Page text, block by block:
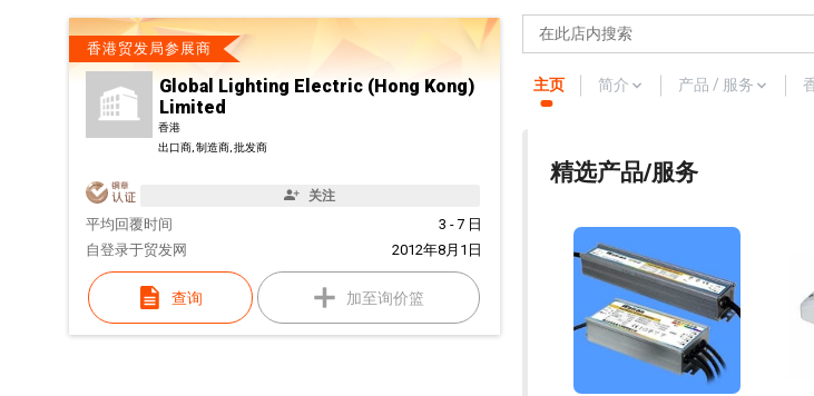
香港贸发局参展商
Global Lighting Electric (Hong Kong)
Limited
香港
出口商, 制造商, 批发商
关注
平均回覆时间
3 - 7 日
自
2012年8月1日
登录于贸发网
查询 加至询价篮
主页 简介 产品 / 服务
精选产品/服务